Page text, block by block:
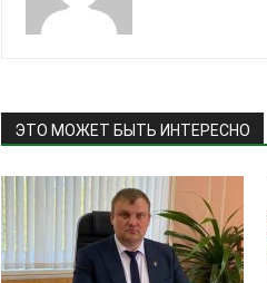
ЭТО МОЖЕТ БЫТЬ ИНТЕРЕСНО